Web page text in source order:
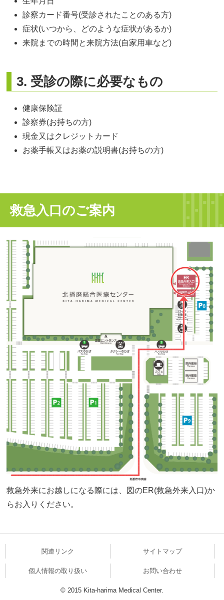
診察カード番号(受診されたことのある方)
症状(いつから、どのような症状があるか)
来院までの時間と来院方法(自家用車など)
3. 受診の際に必要なもの
健康保険証
診察券(お持ちの方)
現金又はクレジットカード
お薬手帳又はお薬の説明書(お持ちの方)
救急入口のご案内
救急外来にお越しになる際には、図のER(救急外来入口)か
らお入りください。
関連リンク サイトマップ
個人情報の取り扱い お問い合わせ
© 2015 Kita-harima Medical Center.